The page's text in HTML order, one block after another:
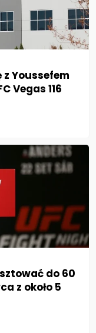
Youssefem
Vegas 116
do 60
z około 5